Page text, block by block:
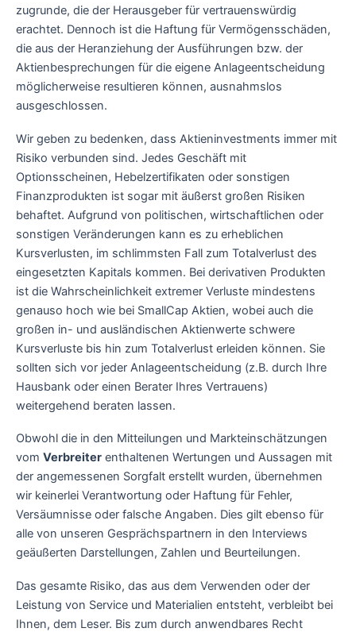
zugrunde, die der Herausgeber für vertrauenswürdig
erachtet. Dennoch ist die Haftung für Vermögensschäden,
die aus der Heranziehung der Ausführungen bzw. der
Aktienbesprechungen für die eigene Anlageentscheidung
möglicherweise resultieren können, ausnahmslos
ausgeschlossen.
Wir geben zu bedenken, dass Aktieninvestments immer mit
Risiko verbunden sind. Jedes Geschäft mit
Optionsscheinen, Hebelzertifikaten oder sonstigen
Finanzprodukten ist sogar mit äußerst großen Risiken
behaftet. Aufgrund von politischen, wirtschaftlichen oder
sonstigen Veränderungen kann es zu erheblichen
Kursverlusten, im schlimmsten Fall zum Totalverlust des
eingesetzten Kapitals kommen. Bei derivativen Produkten
ist die Wahrscheinlichkeit extremer Verluste mindestens
genauso hoch wie bei SmallCap Aktien, wobei auch die
großen in- und ausländischen Aktienwerte schwere
Kursverluste bis hin zum Totalverlust erleiden können. Sie
sollten sich vor jeder Anlageentscheidung (z.B. durch Ihre
Hausbank oder einen Berater Ihres Vertrauens)
weitergehend beraten lassen.
Obwohl die in den Mitteilungen und Markteinschätzungen
vom Verbreiter enthaltenen Wertungen und Aussagen mit
der angemessenen Sorgfalt erstellt wurden, übernehmen
wir keinerlei Verantwortung oder Haftung für Fehler,
Versäumnisse oder falsche Angaben. Dies gilt ebenso für
alle von unseren Gesprächspartnern in den Interviews
geäußerten Darstellungen, Zahlen und Beurteilungen.
Das gesamte Risiko, das aus dem Verwenden oder der
Leistung von Service und Materialien entsteht, verbleibt bei
Ihnen, dem Leser. Bis zum durch anwendbares Recht